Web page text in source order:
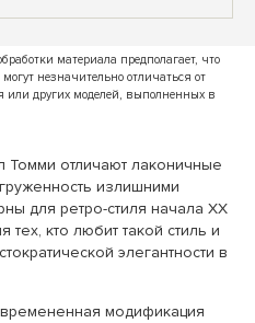
материала предполагает, что
незначительно отличаться от
или других моделей, выполненных в
Томми отличают лаконичные
излишними
для ретро-стиля начала ХХ
кто любит такой стиль и
элегантности в
модификация